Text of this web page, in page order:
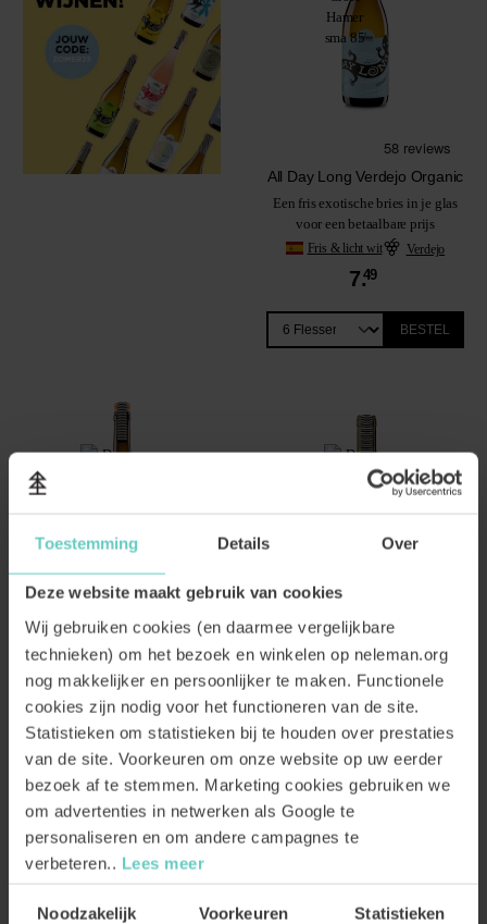
Toestemming Details Over
Deze website maakt gebruik van cookies
Wij gebruiken cookies (en daarmee vergelijkbare
technieken) om het bezoek en winkelen op neleman.org
nog makkelijker en persoonlijker te maken. Functionele
cookies zijn nodig voor het functioneren van de site.
Statistieken om statistieken bij te houden over prestaties
van de site. Voorkeuren om onze website op uw eerder
bezoek af te stemmen. Marketing cookies gebruiken we
om advertenties in netwerken als Google te
personaliseren en om andere campagnes te
verbeteren.. Lees meer
Toestemmingsselectie
Noodzakelijk Voorkeuren Statistieken
All Day Long Verdejo Organic
Een fris exotische bries in je glas
voor een betaalbare prijs
Fris & licht wit Verdejo
7.49
BESTEL
All Day Long Macabeo
Chardonnay Organic
Droog, heerlijk fris en lekker
Fruitig wit Blend
7.
BESTEL
Bike Viura Merseguera
Organic 375ml
Daar kikker je van op!
Fruitig wit Blend
5.98